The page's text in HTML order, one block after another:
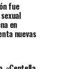
fue
en
nuevas